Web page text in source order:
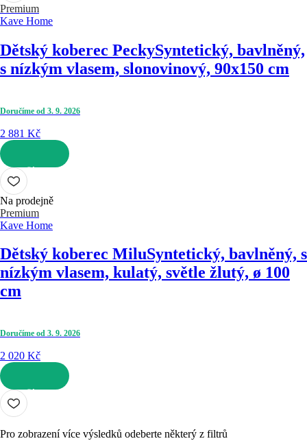
Premium
Kave Home
Dětský koberec PeckySyntetický, bavlněný,
s nízkým vlasem, slonovinový, 90x150 cm
Doručíme od 3. 9. 2026
2 881 Kč
DO KOŠÍKU
Na prodejně
Premium
Kave Home
Dětský koberec MiluSyntetický, bavlněný, s
nízkým vlasem, kulatý, světle žlutý, ø 100
cm
Doručíme od 3. 9. 2026
2 020 Kč
DO KOŠÍKU
Pro zobrazení více výsledků odeberte některý z filtrů